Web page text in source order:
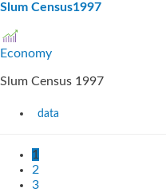
Slum Census1997
Economy
Slum Census 1997
data
1
2
3